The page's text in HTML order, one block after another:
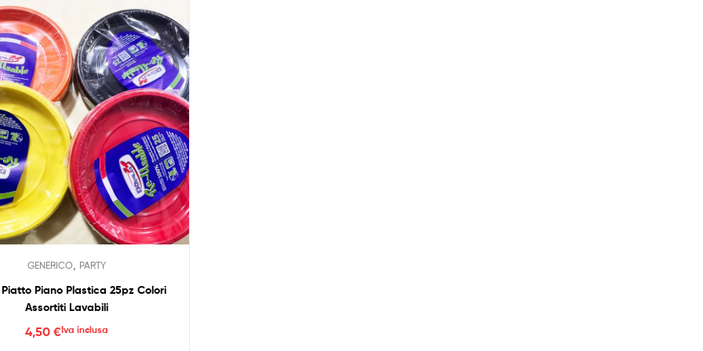
varianti.
Le
opzioni
possono
essere
scelte
nella
pagina
del
prodotto
GENERICO, PARTY
Piano Plastica 25pz Colori
Assortiti Lavabili
4,50€Iva inclusa